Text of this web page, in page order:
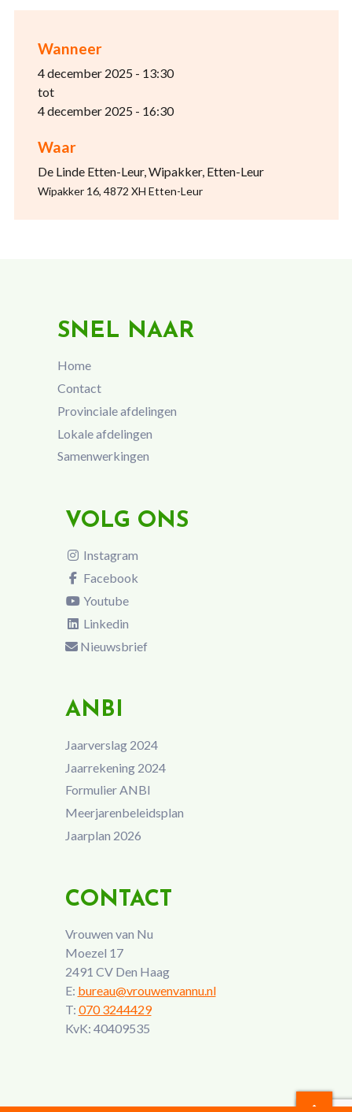
Wanneer
4 december 2025 - 13:30
tot
4 december 2025 - 16:30
Waar
De Linde Etten-Leur, Wipakker, Etten-Leur
Wipakker 16, 4872 XH Etten-Leur
SNEL NAAR
Home
Contact
Provinciale afdelingen
Lokale afdelingen
Samenwerkingen
VOLG ONS
Instagram
Facebook
Youtube
Linkedin
Nieuwsbrief
ANBI
Jaarverslag 2024
Jaarrekening 2024
Formulier ANBI
Meerjarenbeleidsplan
Jaarplan 2026
CONTACT
Vrouwen van Nu
Moezel 17
2491 CV Den Haag
E: bureau@vrouwenvannu.nl
T: 070 3244429
KvK: 40409535